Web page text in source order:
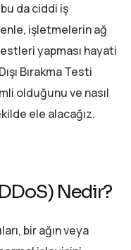
da ciddi iş
işletmelerin ağ
yapması hayati
Bırakma Testi
olduğunu ve nasıl
ele alacağız.
Nedir?
bir ağın veya